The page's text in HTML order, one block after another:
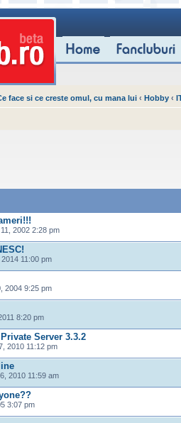
face si ce creste omul, cu mana lui ‹ Hobby ‹
2002 2:28 pm
11:00 pm
2004 9:25 pm
8:20 pm
Server 3.3.2
2010 11:12 pm
2010 11:59 am
3:07 pm